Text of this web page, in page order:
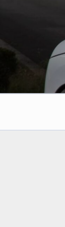
キ